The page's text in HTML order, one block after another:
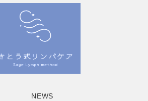
NEWS